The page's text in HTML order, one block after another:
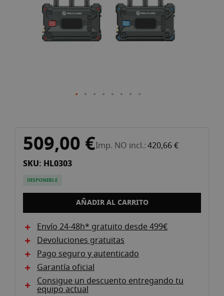
començament
de
galeria
509,00 €Imp. NO incl. 420,66 €
SKU: HL0303
DISPONIBLE
AÑADIR AL CARRITO
Envío 24-48h* gratuito desde 499€
Devoluciones gratuitas
Pago seguro y autenticado
Garantía oficial
Consigue un descuento entregando tu
equipo actual